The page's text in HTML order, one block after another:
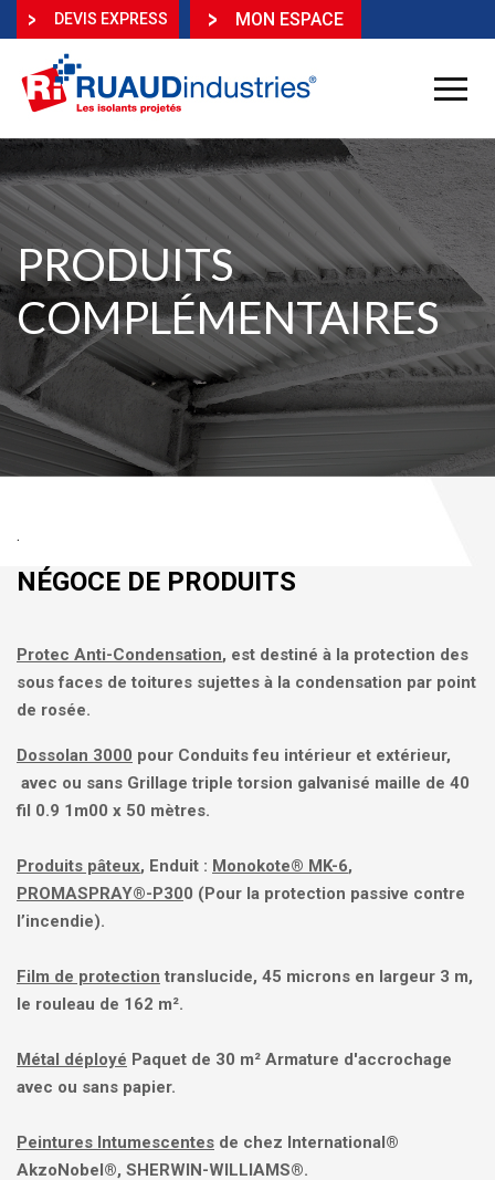
DEVIS EXPRESS MON ESPACE
PRODUITS
COMPLÉMENTAIRES
.
NÉGOCE DE PRODUITS
Protec Anti-Condensation, est destiné à la protection des
sous faces de toitures sujettes à la condensation par point
de rosée.
Dossolan 3000 pour Conduits feu intérieur et extérieur,
avec ou sans Grillage triple torsion galvanisé maille de 40
fil 0.9 1m00 x 50 mètres.
Produits pâteux, Enduit : Monokote® MK-6,
PROMASPRAY®-P300 (Pour la protection passive contre
l’incendie).
Film de protection translucide, 45 microns en largeur 3 m,
le rouleau de 162 m².
Métal déployé Paquet de 30 m² Armature d'accrochage
avec ou sans papier.
Peintures Intumescentes de chez International®
AkzoNobel®, SHERWIN-WILLIAMS®.